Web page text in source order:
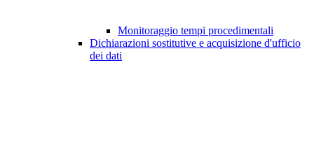
Monitoraggio tempi procedimentali
Dichiarazioni sostitutive e acquisizione d'ufficio
dei dati